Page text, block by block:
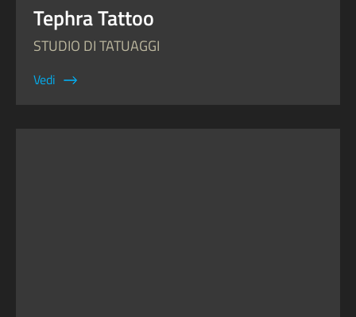
Tephra Tattoo
STUDIO DI TATUAGGI
Vedi